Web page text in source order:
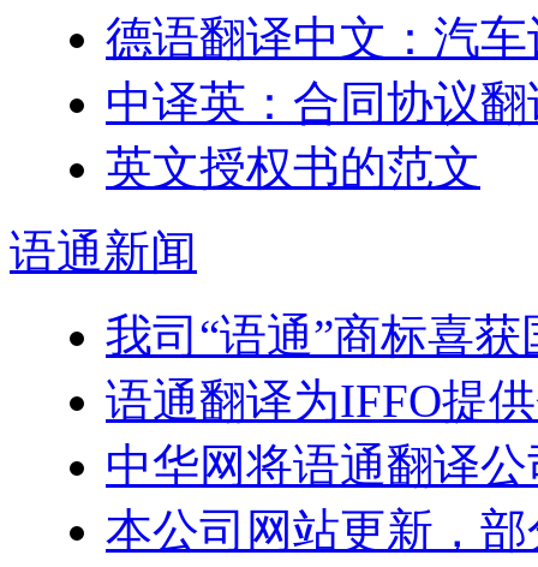
德语翻译中文：汽
中译英：合同协议
英文授权书的范文
语通新闻
我司“语通”商标喜
语通翻译为IFFO提
中华网将语通翻译
本公司网站更新，